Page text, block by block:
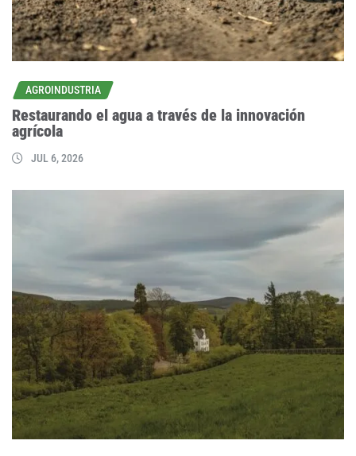
AGROINDUSTRIA
Restaurando el agua a través de la innovación
agrícola
JUL 6, 2026